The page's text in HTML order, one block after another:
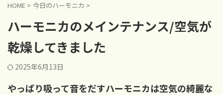
HOME > 今日のハーモニカ >
ハーモニカのメインテナンス/空気が
乾燥してきました
2025年6月13日
やっぱり吸って音をだすハーモニカは空気の綺麗な